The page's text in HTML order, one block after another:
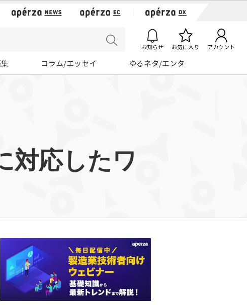
お知らせ お気に入り アカウント
コラム/エッセイ ゆるネタ/エンタ
対応したワ